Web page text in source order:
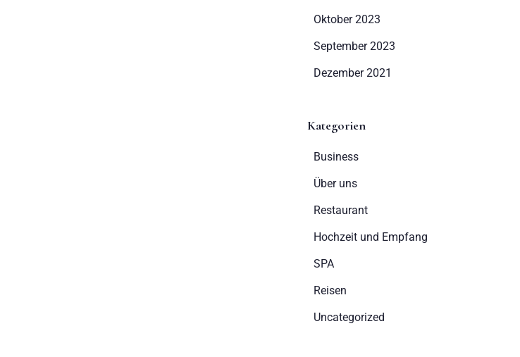
Oktober 2023
September 2023
Dezember 2021
Kategorien
Business
Über uns
Restaurant
Hochzeit und Empfang
SPA
Reisen
Uncategorized